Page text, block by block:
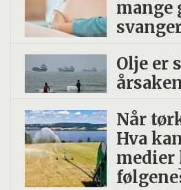
mange
Olje er
Når
Hva
medier